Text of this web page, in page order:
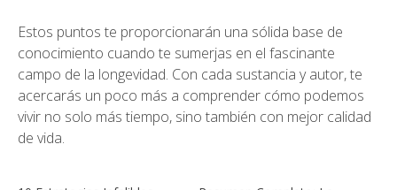
Estos puntos te proporcionarán una sólida base de
conocimiento cuando te sumerjas en el fascinante
campo de la longevidad. Con cada sustancia y autor, te
acercarás un poco más a comprender cómo podemos
vivir no solo más tiempo, sino también con mejor calidad
de vida.